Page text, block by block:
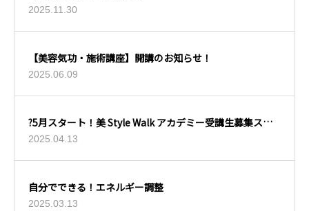
2025.11.30
【美容気功・施術講座】開講のお知らせ！
2025.06.09
?5月スタート！美 Style Walk アカデミー受講生募集スタ
ート?
2025.04.13
自分でできる！エネルギー調整
2025.03.13